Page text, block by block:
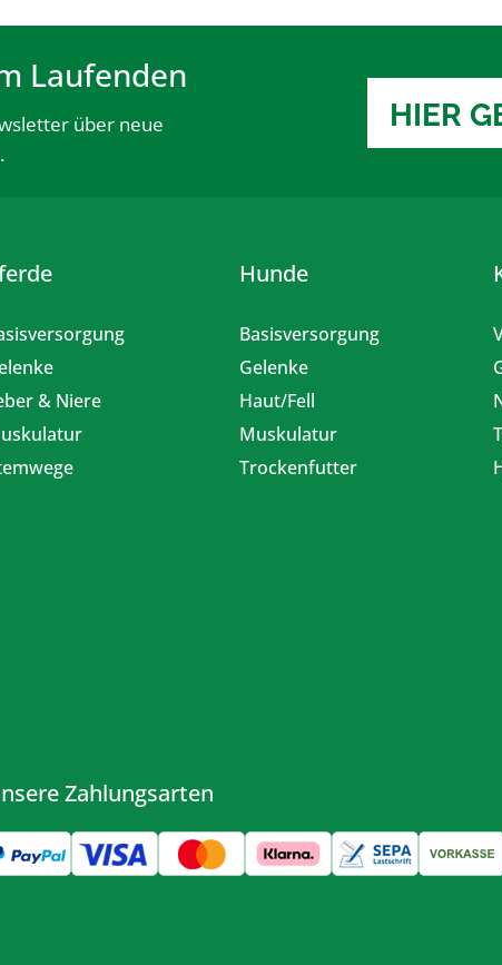
Laufenden
über neue
HIER
& Niere
Hunde
Basisversorgung
Gelenke
Haut/Fell
Muskulatur
Trockenfutter
Zahlungsarten